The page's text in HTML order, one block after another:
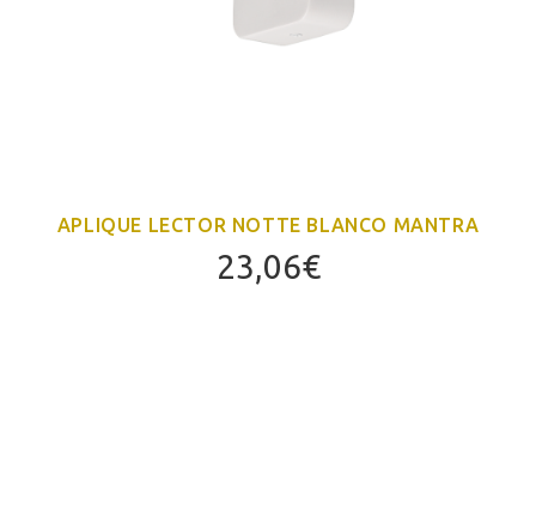
APLIQUE LECTOR NOTTE BLANCO MANTRA
23,06€